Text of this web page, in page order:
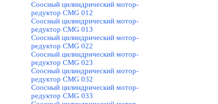
Соосный цилиндрический мотор-
редуктор CMG 012
Соосный цилиндрический мотор-
редуктор CMG 013
Соосный цилиндрический мотор-
редуктор CMG 022
Соосный цилиндрический мотор-
редуктор CMG 023
Соосный цилиндрический мотор-
редуктор CMG 032
Соосный цилиндрический мотор-
редуктор CMG 033